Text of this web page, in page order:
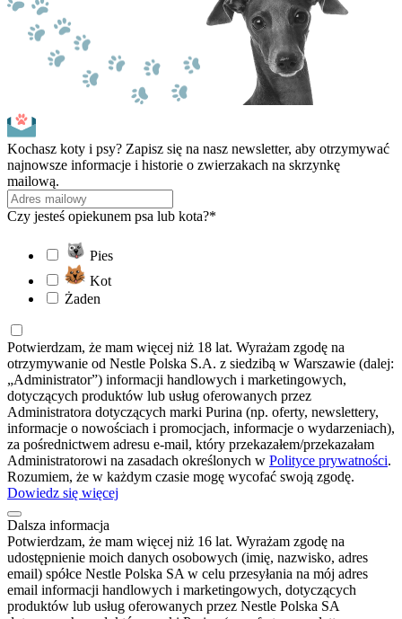
Kochasz koty i psy? Zapisz się na nasz newsletter, aby otrzymywać
najnowsze informacje i historie o zwierzakach na skrzynkę
mailową.
Czy jesteś opiekunem psa lub kota?*
Pies
Kot
Żaden
Potwierdzam, że mam więcej niż 18 lat. Wyrażam zgodę na
otrzymywanie od Nestle Polska S.A. z siedzibą w Warszawie (dalej:
„Administrator”) informacji handlowych i marketingowych,
dotyczących produktów lub usług oferowanych przez
Administratora dotyczących marki Purina (np. oferty, newslettery,
informacje o nowościach i promocjach, informacje o wydarzeniach),
za pośrednictwem adresu e-mail, który przekazałem/przekazałam
Administratorowi na zasadach określonych w Polityce prywatności.
Rozumiem, że w każdym czasie mogę wycofać swoją zgodę.
Dowiedz się więcej
Dalsza informacja
Potwierdzam, że mam więcej niż 16 lat. Wyrażam zgodę na
udostępnienie moich danych osobowych (imię, nazwisko, adres
email) spółce Nestle Polska SA w celu przesyłania na mój adres
email informacji handlowych i marketingowych, dotyczących
produktów lub usług oferowanych przez Nestle Polska SA